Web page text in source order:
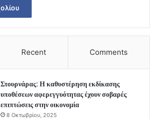
Recent Comments
Στουρνάρας: Η καθυστέρηση εκδίκασης
υποθέσεων αφερεγγυότητας έχουν σοβαρές
επιπτώσεις στην οικονομία
8 Οκτωβρίου, 2025